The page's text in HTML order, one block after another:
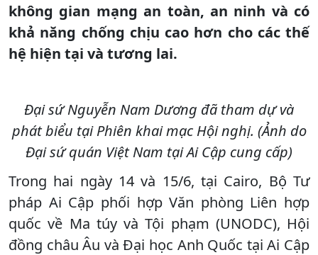
không gian mạng an toàn, an ninh và có
khả năng chống chịu cao hơn cho các thế
hệ hiện tại và tương lai.
Đại sứ Nguyễn Nam Dương đã tham dự và
phát biểu tại Phiên khai mạc Hội nghị. (Ảnh do
Đại sứ quán Việt Nam tại Ai Cập cung cấp)
Trong hai ngày 14 và 15/6, tại Cairo, Bộ Tư
pháp Ai Cập phối hợp Văn phòng Liên hợp
quốc về Ma túy và Tội phạm (UNODC), Hội
đồng châu Âu và Đại học Anh Quốc tại Ai Cập